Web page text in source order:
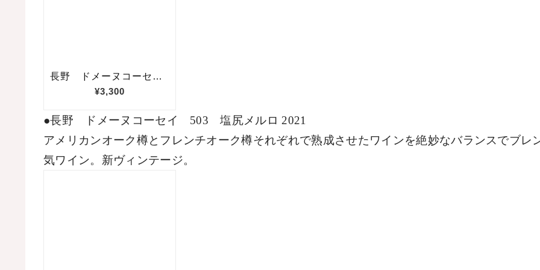
●長野　ドメーヌコーセイ 503 塩尻メルロ 2021
アメリカンオーク樽とフレンチオーク樽それぞれで熟成させたワインを絶妙なバランスでブレ
気ワイン。新ヴィンテージ。